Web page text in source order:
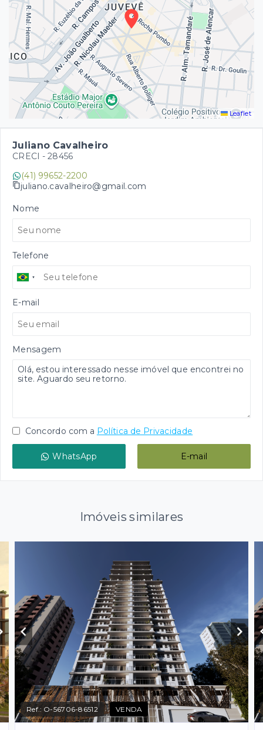
Leaflet
Juliano Cavalheiro
CRECI - 28456
(41) 99652-2200
juliano.cavalheiro@gmail.com
Nome
Telefone
E-mail
Mensagem
Concordo com a Política de Privacidade
WhatsApp E-mail
Imóveis similares
Ref.: O-56706-86512 VENDA